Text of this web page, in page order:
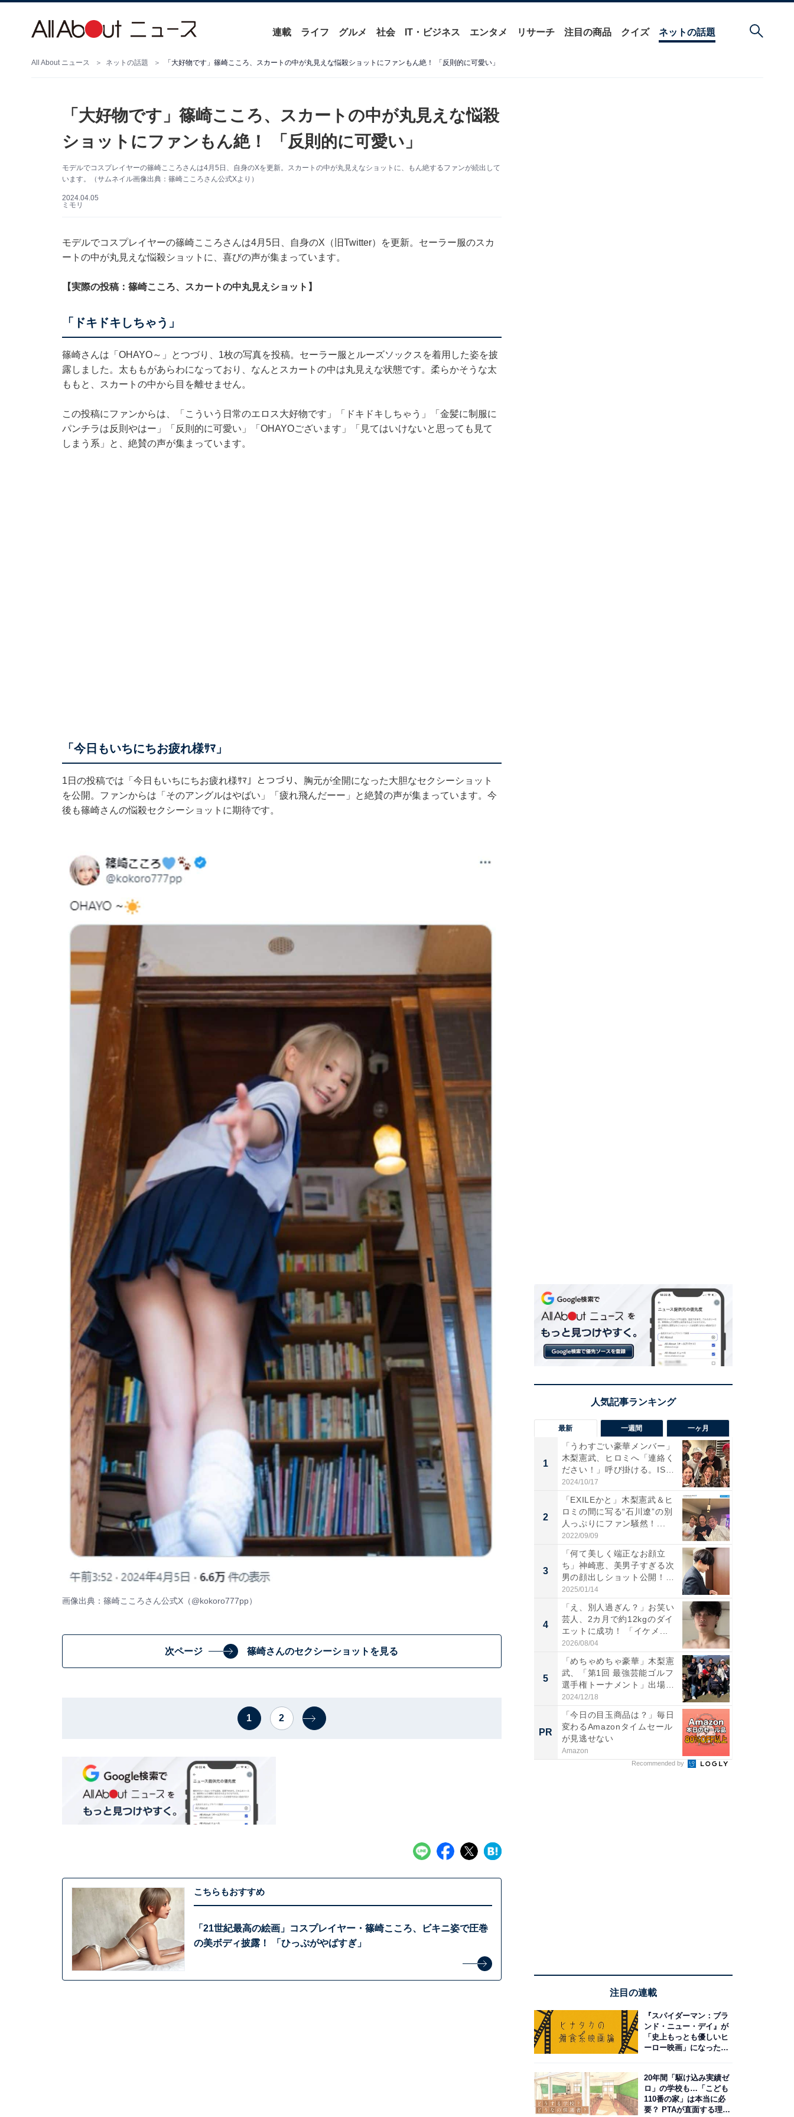
連載 ライフ グルメ 社会 IT・ビジネス エンタメ リサーチ 注目の商品 クイズ ネットの話題
All About ニュース ネットの話題 「大好物です」篠崎こころ、スカートの中が丸見えな悩殺ショットにファンもん絶！ 「反則的に可愛い」
「大好物です」篠崎こころ、スカートの中が丸見えな悩殺
ショットにファンもん絶！ 「反則的に可愛い」
モデルでコスプレイヤーの篠崎こころさんは4月5日、自身のXを更新。スカートの中が丸見えなショットに、もん絶するファンが続出して
います。（サムネイル画像出典：篠崎こころさん公式Xより）
2024.04.05
ミモリ
モデルでコスプレイヤーの篠崎こころさんは4月5日、自身のX（旧Twitter）を更新。セーラー服のスカ
ートの中が丸見えな悩殺ショットに、喜びの声が集まっています。
【実際の投稿：篠崎こころ、スカートの中丸見えショット】
「ドキドキしちゃう」
篠崎さんは「OHAYO～」とつづり、1枚の写真を投稿。セーラー服とルーズソックスを着用した姿を披
露しました。太ももがあらわになっており、なんとスカートの中は丸見えな状態です。柔らかそうな太
ももと、スカートの中から目を離せません。
この投稿にファンからは、「こういう日常のエロス大好物です」「ドキドキしちゃう」「金髪に制服に
パンチラは反則やはー」「反則的に可愛い」「OHAYOございます」「見てはいけないと思っても見て
しまう系」と、絶賛の声が集まっています。
「今日もいちにちお疲れ様ｻﾏ」
1日の投稿では「今日もいちにちお疲れ様ｻﾏ」とつづり、胸元が全開になった大胆なセクシーショット
を公開。ファンからは「そのアングルはやばい」「疲れ飛んだーー」と絶賛の声が集まっています。今
後も篠崎さんの悩殺セクシーショットに期待です。
画像出典：篠崎こころさん公式X（@kokoro777pp）
次ページ 篠崎さんのセクシーショットを見る
1 2
こちらもおすすめ
「21世紀最高の絵画」コスプレイヤー・篠崎こころ、ビキニ姿で圧巻
の美ボディ披露！ 「ひっぷがやばすぎ」
最新 一週間 一ヶ月
1
「うわすごい豪華メンバー」
木梨憲武、ヒロミへ「連絡く
ださい！」呼び掛ける。IS
S...
2024/10/17
2
「EXILEかと」木梨憲武＆ヒ
ロミの間に写る“石川遼”の別
人っぷりにファン騒然！...
2022/09/09
3
「何て美しく端正なお顔立
ち」神崎恵、美男子すぎる次
男の顔出しショット公開！
「め...
2025/01/14
4
「え、別人過ぎん？」お笑い
芸人、2カ月で約12kgのダイ
エットに成功！ 「イケメ...
2026/08/04
5
「めちゃめちゃ豪華」木梨憲
武、「第1回 最強芸能ゴルフ
選手権トーナメント」出場
メ...
2024/12/18
PR
「今日の目玉商品は？」毎日
変わるAmazonタイムセール
が見逃せない
Amazon
Recommended by
注目の連載
『スパイダーマン：ブラ
ンド・ニュー・デイ』が
「史上もっとも優しいヒ
ーロー映画」になった理
20年間「駆け込み実績ゼ
ロ」の学校も…「こども
110番の家」は本当に必
要？ PTAが直面する理想